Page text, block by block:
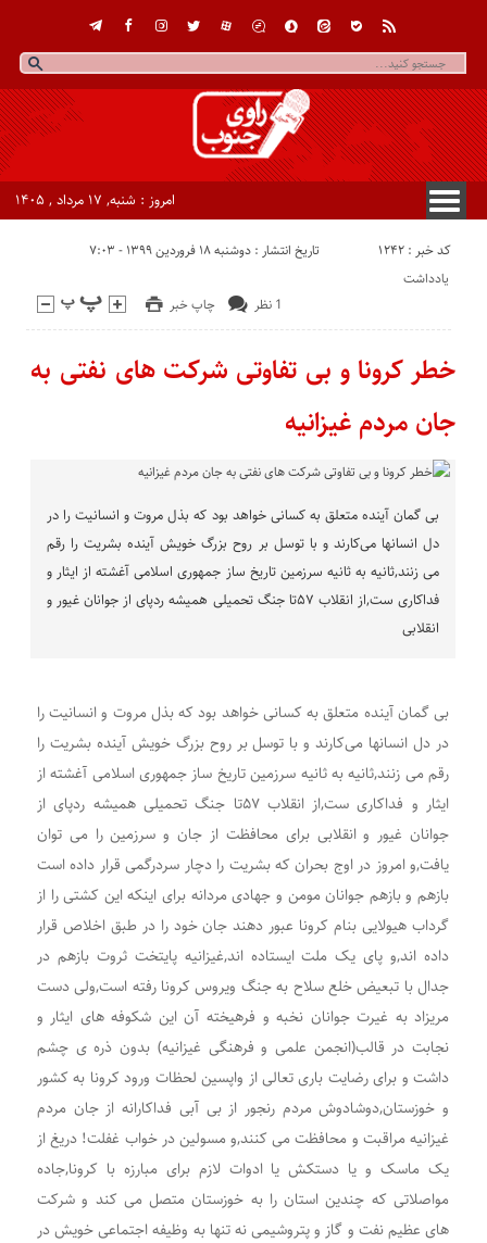
امروز : شنبه, ۱۷ مرداد , ۱۴۰۵
کد خبر : 1242 تاریخ انتشار : دوشنبه ۱۸ فروردین ۱۳۹۹ - ۷:۰۳
چاپ خبر 1 نظر
یادداشت
خطر کرونا و بی تفاوتی شرکت های نفتی به
جان مردم غیزانیه
بی گمان آینده متعلق به کسانی خواهد بود که بذل مروت و انسانیت را در
دل انسانها می‌کارند و با توسل بر روح بزرگ خویش آینده بشریت را رقم
می زنند,ثانیه به ثانیه سرزمین تاریخ ساز جمهوری اسلامی آغشته از ایثار و
فداکاری ست,از انقلاب ۵۷تا جنگ تحمیلی همیشه ردپای از جوانان غیور و
انقلابی
بی گمان آینده متعلق به کسانی خواهد بود که بذل مروت و انسانیت را
در دل انسانها می‌کارند و با توسل بر روح بزرگ خویش آینده بشریت را
رقم می زنند,ثانیه به ثانیه سرزمین تاریخ ساز جمهوری اسلامی آغشته از
ایثار و فداکاری ست,از انقلاب ۵۷تا جنگ تحمیلی همیشه ردپای از
جوانان غیور و انقلابی برای محافظت از جان و سرزمین را می توان
یافت,و امروز در اوج بحران که بشریت را دچار سردرگمی قرار داده است
بازهم و بازهم جوانان مومن و جهادی مردانه برای اینکه این کشتی را از
گرداب هیولایی بنام کرونا عبور دهند جان خود را در طبق اخلاص قرار
داده اند,و پای یک ملت ایستاده اند,غیزانیه پایتخت ثروت بازهم در
جدال با تبعیض خلع سلاح به جنگ ویروس کرونا رفته است,ولی دست
مریزاد به غیرت جوانان نخبه و فرهیخته آن این شکوفه های ایثار و
نجابت در قالب(انجمن علمی و فرهنگی غیزانیه) بدون ذره ی چشم
داشت و برای رضایت باری تعالی از واپسین لحظات ورود کرونا به کشور
و خوزستان,دوشادوش مردم رنجور از بی آبی فداکارانه از جان مردم
غیزانیه مراقبت و محافظت می کنند,و مسولین در خواب غفلت! دریغ از
یک ماسک و یا دستکش یا ادوات لازم برای مبارزه با کرونا,جاده
مواصلاتی که چندین استان را به خوزستان متصل می کند و شرکت
های عظیم نفت و گاز و پتروشیمی نه تنها به وظیفه اجتماعی خویش در